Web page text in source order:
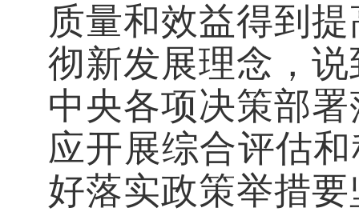
质量和效益得到
彻新发展理念，
中央各项决策部
应开展综合评估
好落实政策举措